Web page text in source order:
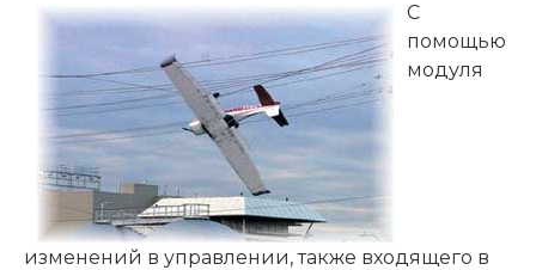
С
помощью
модуля
изменений в управлении, также входящего в